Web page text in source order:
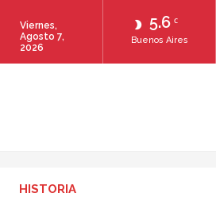
5.6 C
Buenos Aires
Viernes,
Agosto 7,
2026
HISTORIA